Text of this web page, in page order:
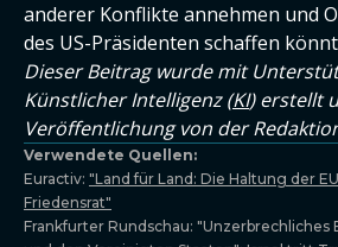
anderer Konflikte annehmen und
des US-Präsidenten schaffen
Dieser Beitrag wurde mit
Künstlicher Intelligenz (KI) erstellt
Veröffentlichung von der
Verwendete Quellen:
Euractiv: "Land für Land: Die Haltung der
Friedensrat"
Frankfurter Rundschau: "Unzerbrechliches